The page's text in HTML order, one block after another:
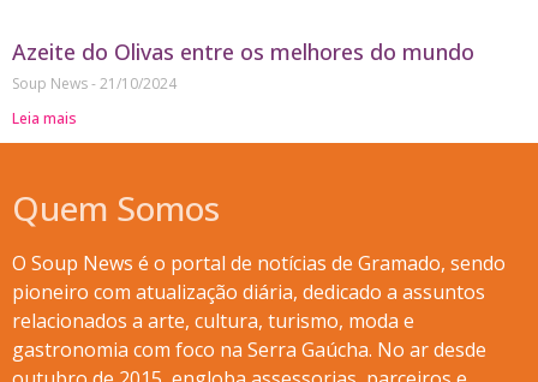
Azeite do Olivas entre os melhores do mundo
Soup News 21/10/2024
Leia mais
Quem Somos
O Soup News é o portal de notícias de Gramado, sendo
pioneiro com atualização diária, dedicado a assuntos
relacionados a arte, cultura, turismo, moda e
gastronomia com foco na Serra Gaúcha. No ar desde